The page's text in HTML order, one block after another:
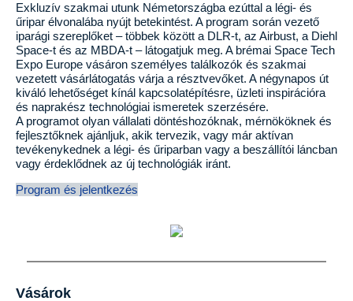
Exkluzív szakmai utunk Németországba ezúttal a légi- és
űripar élvonalába nyújt betekintést. A program során vezető
iparági szereplőket – többek között a DLR-t, az Airbust, a Diehl
Space-t és az MBDA-t – látogatjuk meg. A brémai Space Tech
Expo Europe vásáron személyes találkozók és szakmai
vezetett vásárlátogatás várja a résztvevőket. A négynapos út
kiváló lehetőséget kínál kapcsolatépítésre, üzleti inspirációra
és naprakész technológiai ismeretek szerzésére.
A programot olyan vállalati döntéshozóknak, mérnököknek és
fejlesztőknek ajánljuk, akik tervezik, vagy már aktívan
tevékenykednek a légi- és űriparban vagy a beszállítói láncban
vagy érdeklődnek az új technológiák iránt.
Program és jelentkezés
Vásárok